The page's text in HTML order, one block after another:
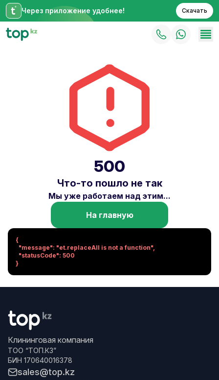
Через приложение удобнее! Скачать
500
Что-то пошло не так
Мы уже работаем над этим...
На главную
{
}
Клининговая компания
ТОО “ТОП.КЗ”
БИН 170640016378
sales@top.kz